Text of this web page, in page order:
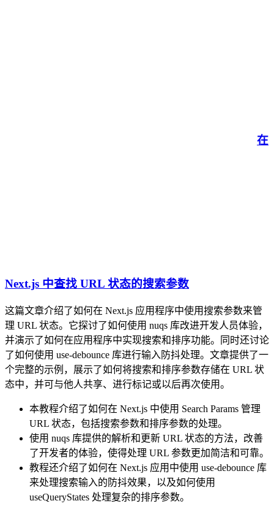
在
Next.js 中查找 URL 状态的搜索参数
这篇文章介绍了如何在 Next.js 应用程序中使用搜索参数来管
理 URL 状态。它探讨了如何使用 nuqs 库改进开发人员体验，
并演示了如何在应用程序中实现搜索和排序功能。同时还讨论
了如何使用 use-debounce 库进行输入防抖处理。文章提供了一
个完整的示例，展示了如何将搜索和排序参数存储在 URL 状
态中，并可与他人共享、进行标记或以后再次使用。
本教程介绍了如何在 Next.js 中使用 Search Params 管理
URL 状态，包括搜索参数和排序参数的处理。
使用 nuqs 库提供的解析和更新 URL 状态的方法，改善
了开发者的体验，使得处理 URL 参数更加简洁和可靠。
教程还介绍了如何在 Next.js 应用中使用 use-debounce 库
来处理搜索输入的防抖效果，以及如何使用
useQueryStates 处理复杂的排序参数。